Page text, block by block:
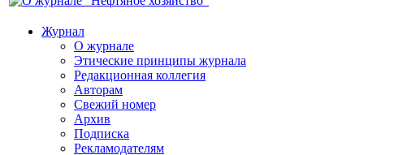
Журнал
О журнале
Этические принципы журнала
Редакционная коллегия
Авторам
Свежий номер
Архив
Подписка
Рекламодателям